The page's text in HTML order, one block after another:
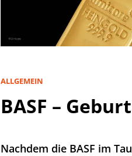
ALLGEMEIN
BASF –
Nachdem die BASF im